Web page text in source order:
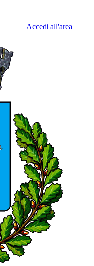
Accedi all'area